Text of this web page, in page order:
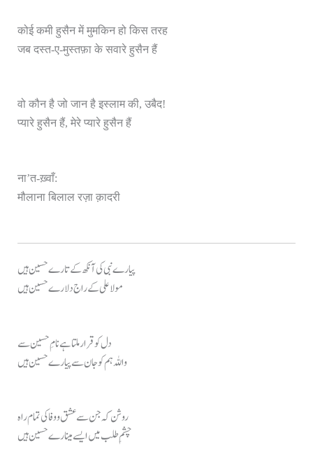
कोई कमी हुसैन में मुमकिन हो किस तरह
जब दस्त-ए-मुस्तफ़ा के सवारे हुसैन हैं
वो कौन है जो जान है इस्लाम की, उबैद!
प्यारे हुसैन हैं, मेरे प्यारे हुसैन हैं
ना’त-ख़्वाँ:
मौलाना बिलाल रज़ा क़ादरी
پیارے نبی کی آنکھ کے تارے حسین ہیں
مولا علی کے راج دلارے حسین ہیں
دل کو قرار ملتا ہے نامِ حسین سے
واللہ ہم کو جان سے پیارے حسین ہیں
روشن کہ جن سے عشق و وفا کی تمام راہ
چشمِ طلب میں ایسے مینارے حسین ہیں